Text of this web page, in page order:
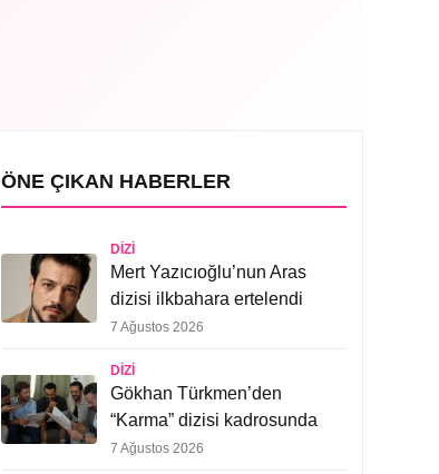
ÖNE ÇIKAN HABERLER
DIZI
Mert Yazıcıoğlu’nun Aras
dizisi ilkbahara ertelendi
7 Ağustos 2026
DIZI
Gökhan Türkmen’den
“Karma” dizisi kadrosunda
7 Ağustos 2026